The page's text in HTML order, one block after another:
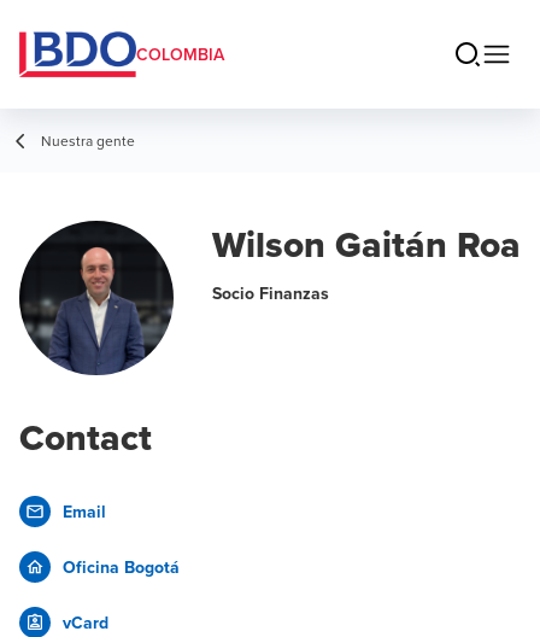
COLOMBIA
Nuestra gente
Wilson Gaitán Roa
Socio Finanzas
Contact
Email
Oficina Bogotá
vCard